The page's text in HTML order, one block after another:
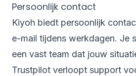
Persoonlijk contact
Kiyoh biedt persoonlijk
e-mail tijdens werkdagen. Je
een vast team dat jouw
Trustpilot verloopt support